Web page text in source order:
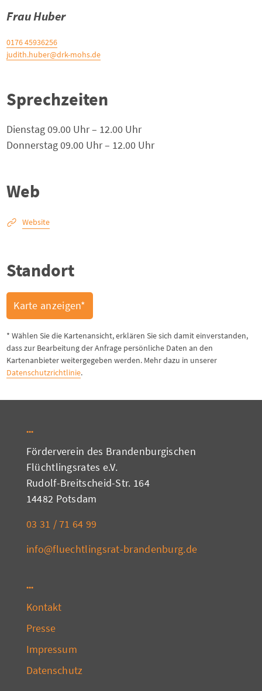
Frau Huber
0176 45936256
judith.huber@drk-mohs.de
Sprechzeiten
Dienstag 09.00 Uhr – 12.00 Uhr
Donnerstag 09.00 Uhr – 12.00 Uhr
Web
Website
Standort
Karte anzeigen*
* Wählen Sie die Kartenansicht, erklären Sie sich damit einverstanden,
dass zur Bearbeitung der Anfrage persönliche Daten an den
Kartenanbieter weitergegeben werden. Mehr dazu in unserer
Datenschutzrichtlinie.
Förderverein des Brandenburgischen
Flüchtlingsrates e.V.
Rudolf-Breitscheid-Str. 164
14482 Potsdam
03 31 / 71 64 99
info@fluechtlingsrat-brandenburg.de
Kontakt
Presse
Impressum
Datenschutz